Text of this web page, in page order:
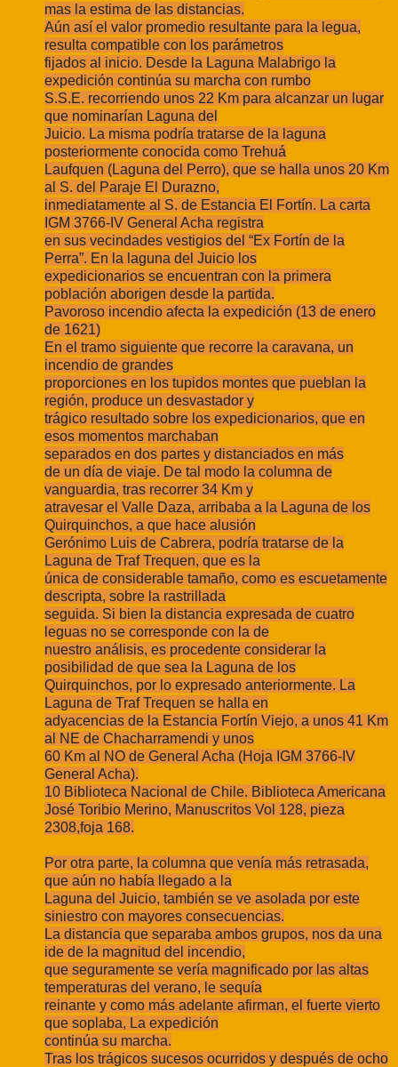
mas la estima de las distancias.
Aún así el valor promedio resultante para la legua,
resulta compatible con los parámetros
fijados al inicio. Desde la Laguna Malabrigo la
expedición continúa su marcha con rumbo
S.S.E. recorriendo unos 22 Km para alcanzar un lugar
que nominarían Laguna del
Juicio. La misma podría tratarse de la laguna
posteriormente conocida como Trehuá
Laufquen (Laguna del Perro), que se halla unos 20 Km
al S. del Paraje El Durazno,
inmediatamente al S. de Estancia El Fortín. La carta
IGM 3766-IV General Acha registra
en sus vecindades vestigios del “Ex Fortín de la
Perra”. En la laguna del Juicio los
expedicionarios se encuentran con la primera
población aborigen desde la partida.
Pavoroso incendio afecta la expedición (13 de enero
de 1621)
En el tramo siguiente que recorre la caravana, un
incendio de grandes
proporciones en los tupidos montes que pueblan la
región, produce un desvastador y
trágico resultado sobre los expedicionarios, que en
esos momentos marchaban
separados en dos partes y distanciados en más
de un día de viaje. De tal modo la columna de
vanguardia, tras recorrer 34 Km y
atravesar el Valle Daza, arribaba a la Laguna de los
Quirquinchos, a que hace alusión
Gerónimo Luis de Cabrera, podría tratarse de la
Laguna de Traf Trequen, que es la
única de considerable tamaño, como es escuetamente
descripta, sobre la rastrillada
seguida. Si bien la distancia expresada de cuatro
leguas no se corresponde con la de
nuestro análisis, es procedente considerar la
posibilidad de que sea la Laguna de los
Quirquinchos, por lo expresado anteriormente. La
Laguna de Traf Trequen se halla en
adyacencias de la Estancia Fortín Viejo, a unos 41 Km
al NE de Chacharramendi y unos
60 Km al NO de General Acha (Hoja IGM 3766-IV
General Acha).
10 Biblioteca Nacional de Chile. Biblioteca Americana
José Toribio Merino, Manuscritos Vol 128, pieza
2308,foja 168.
Por otra parte, la columna que venía más retrasada,
que aún no había llegado a la
Laguna del Juicio, también se ve asolada por este
siniestro con mayores consecuencias.
La distancia que separaba ambos grupos, nos da una
ide de la magnitud del incendio,
que seguramente se vería magnificado por las altas
temperaturas del verano, le sequía
reinante y como más adelante afirman, el fuerte vierto
que soplaba, La expedición
continúa su marcha.
Tras los trágicos sucesos ocurridos y después de ocho